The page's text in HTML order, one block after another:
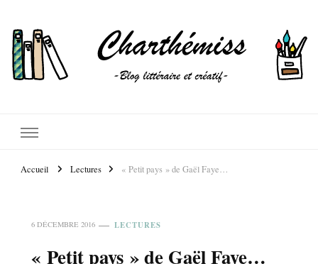
Accueil Lectures « Petit pays » de Gaël Faye…
6 DÉCEMBRE 2016 LECTURES
« Petit pays » de Gaël Faye…